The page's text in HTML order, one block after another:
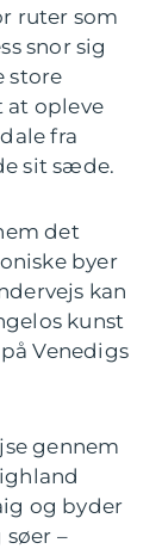
ruter som
snor sig
store
at opleve
fra
sit sæde.
det
byer
kan
kunst
Venedigs
gennem
og byder
–